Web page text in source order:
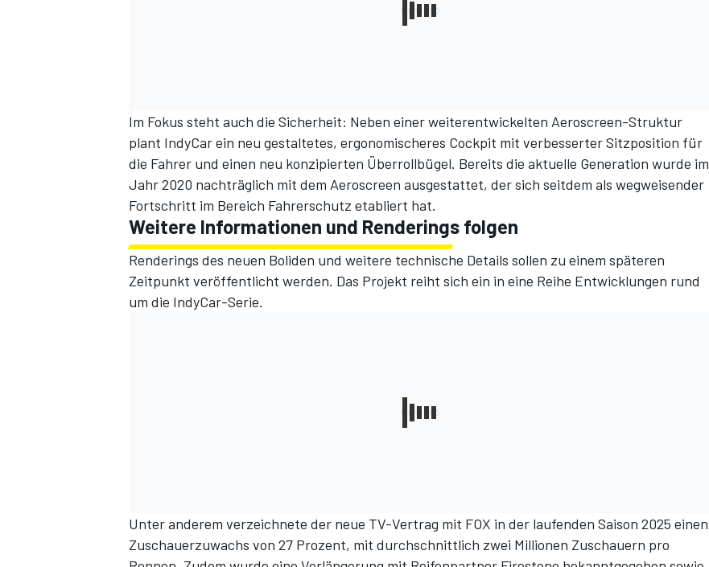
Im Fokus steht auch die Sicherheit: Neben einer weiterentwickelten Aeroscreen-Struktur
plant IndyCar ein neu gestaltetes, ergonomischeres Cockpit mit verbesserter Sitzposition für
die Fahrer und einen neu konzipierten Überrollbügel. Bereits die aktuelle Generation wurde im
Jahr 2020 nachträglich mit dem Aeroscreen ausgestattet, der sich seitdem als wegweisender
Fortschritt im Bereich Fahrerschutz etabliert hat.
Weitere Informationen und Renderings folgen
Renderings des neuen Boliden und weitere technische Details sollen zu einem späteren
Zeitpunkt veröffentlicht werden. Das Projekt reiht sich ein in eine Reihe Entwicklungen rund
um die IndyCar-Serie.
Unter anderem verzeichnete der neue TV-Vertrag mit FOX in der laufenden Saison 2025 einen
Zuschauerzuwachs von 27 Prozent, mit durchschnittlich zwei Millionen Zuschauern pro